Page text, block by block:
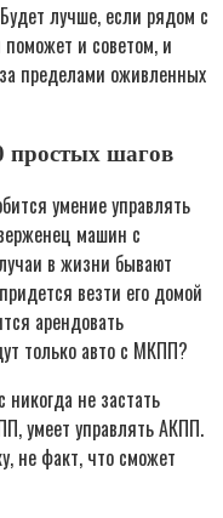
лучше, если рядом с
и советом, и
пределами оживленных
простых шагов
умение управлять
машин с
в жизни бывают
везти его домой
арендовать
только авто с МКПП?
не застать
умеет управлять АКПП.
не факт, что сможет